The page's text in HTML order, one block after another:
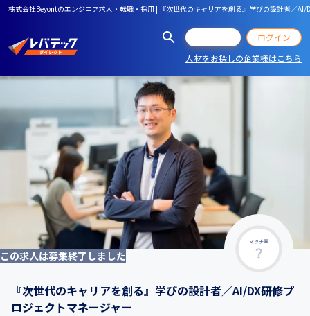
株式会社Beyontのエンジニア求人・転職・採用 | 『次世代のキャリアを創る』学びの設計者／
ログイン
人材をお探しの企業様はこちら
マッチ率
この求人は募集終了しました
『次世代のキャリアを創る』学びの設計者／AI/DX研修プ
ロジェクトマネージャー